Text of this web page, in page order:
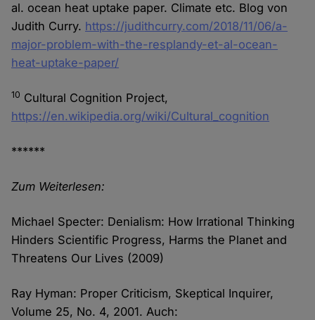
al. ocean heat uptake paper. Climate etc. Blog von
Judith Curry. https://judithcurry.com/2018/11/06/a-
major-problem-with-the-resplandy-et-al-ocean-
heat-uptake-paper/
10 Cultural Cognition Project,
https://en.wikipedia.org/wiki/Cultural_cognition
******
Zum Weiterlesen:
Michael Specter: Denialism: How Irrational Thinking
Hinders Scientific Progress, Harms the Planet and
Threatens Our Lives (2009)
Ray Hyman: Proper Criticism, Skeptical Inquirer,
Volume 25, No. 4, 2001. Auch: